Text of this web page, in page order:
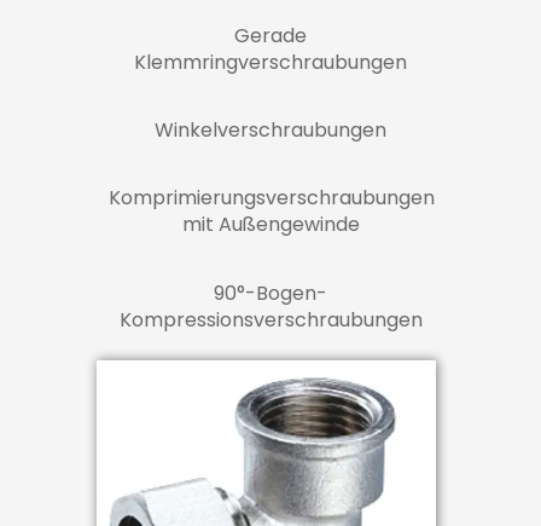
Gerade
Klemmringverschraubungen
Winkelverschraubungen
Komprimierungsverschraubungen
mit Außengewinde
90°-Bogen-
Kompressionsverschraubungen